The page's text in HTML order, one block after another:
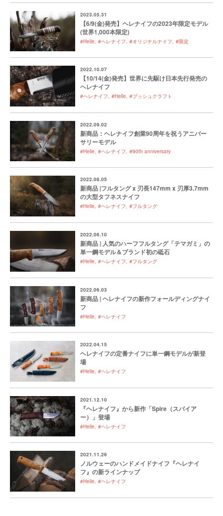
2023.05.31
【6/9(金)発売】ヘレナイフの2023年限定モデル
(世界1,000本限定)
#Helle #ヘレナイフ #オリジナルナイフ #限定
2022.10.07
【10/14(金)発売】世界に先駆け日本先行発売の
ヘレナイフ
#ヘレナイフ #Helle #ブッシュクラフト
2022.09.02
新商品：ヘレナイフ創業90周年を祝うアニバー
サリーモデル
#Helle #ヘレナイフ #90th anniversary
2022.08.05
新商品 |フルタング x 刃長147mm x 刃厚3.7mm
の大型タフネスナイフ
#Helle #ヘレナイフ #フルタング
2022.06.10
新商品 | 人気のハーフフルタング「テマガミ」の
単一鋼モデル＆ブランド初の砥石
#Helle #ヘレナイフ #フルタング
2022.06.03
新商品 | ヘレナイフの新作フォールディングナイ
フ
#Helle #ヘレナイフ
2022.04.15
ヘレナイフの定番ナイフに単一鋼モデルが新登
場
#Helle #ヘレナイフ
2021.12.10
『ヘレナイフ』から新作「Spire（スパイア
ー）」登場
#Helle #ヘレナイフ
2021.11.26
ノルウェーのハンドメイドナイフ『ヘレナイ
フ』の新ラインナップ
#Helle #ヘレナイフ